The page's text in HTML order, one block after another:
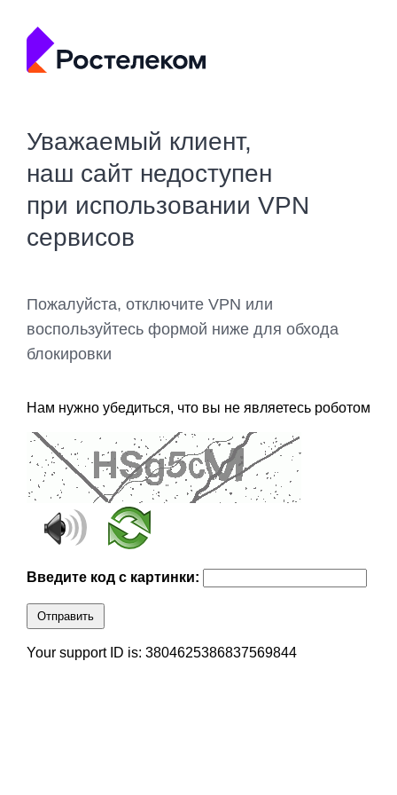
Уважаемый клиент,
наш сайт недоступен
при использовании VPN
сервисов
Пожалуйста, отключите VPN или
воспользуйтесь формой ниже для обхода
блокировки
Нам нужно убедиться, что вы не являетесь роботом
Введите код с картинки:
Отправить
Your support ID is: 3804625386837569844